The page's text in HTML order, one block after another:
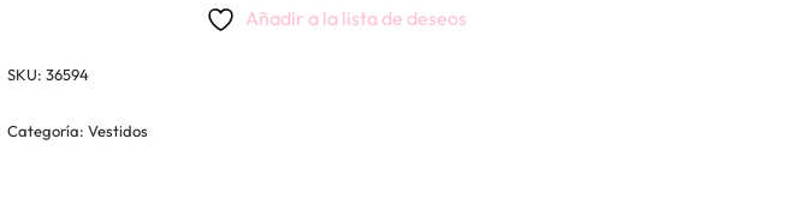
Añadir a la lista de deseos
SKU: 36594
Categoría: Vestidos